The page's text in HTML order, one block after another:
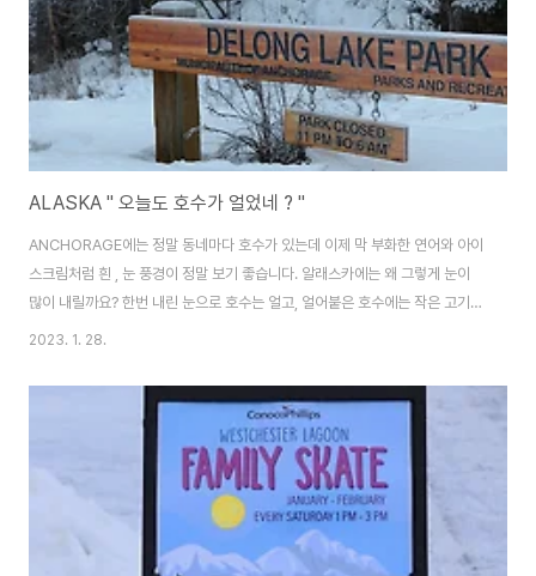
ALASKA " 오늘도 호수가 얼었네 ? "
ANCHORAGE에는 정말 동네마다 호수가 있는데 이제 막 부화한 연어와 아이
스크림처럼 흰 , 눈 풍경이 정말 보기 좋습니다. 알래스카에는 왜 그렇게 눈이
많이 내릴까요? 한번 내린 눈으로 호수는 얼고, 얼어붙은 호수에는 작은 고기들
이 많이 살고 있습니다. 그 얼어버린 호수를 독차지 하면서 겨울 풍경을 감상하
지고 있네요. 다 같이 호수 풍경에 젖어 볼까요? 가던 길 잠시 멈추고 호수를 만
나러 왔습니다. 호수가 모두 얼어있네요. 강태공도 없는 호수 위를 걸어 보았습
니다. 배를 대는 곳도 모두 얼었네요. 고요함만이 있습니다. 호수 주변을 걸어
보았습니다. 자작나무와 가문비나무가 동면에 들었습니다. 자라면서 허물 벗는
2023. 1. 28.